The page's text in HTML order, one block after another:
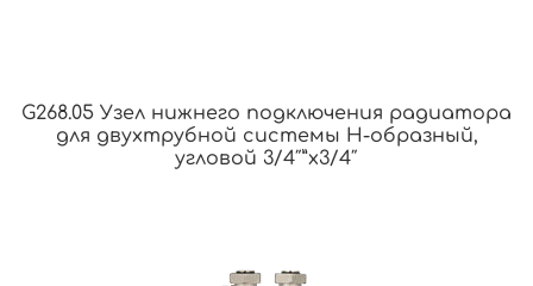
G268.05 Узел нижнего подключения радиатора
для двухтрубной системы Н-образный,
угловой 3/4″”х3/4″